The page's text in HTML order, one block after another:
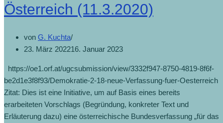
Österreich (11.3.2020)
von G. Kuchta
23. März 202216. Januar 2023
https://oe1.orf.at/ugcsubmission/view/3332f947-8750-4819-8f6f-
be2d1e3f8f93/Demokratie-2-18-neue-Verfassung-fuer-Oesterreich
Zitat: Dies ist eine Initiative, um auf Basis eines bereits
erarbeiteten Vorschlags (Begründung, konkreter Text und
Erläuterung dazu) eine österreichische Bundesverfassung „für das